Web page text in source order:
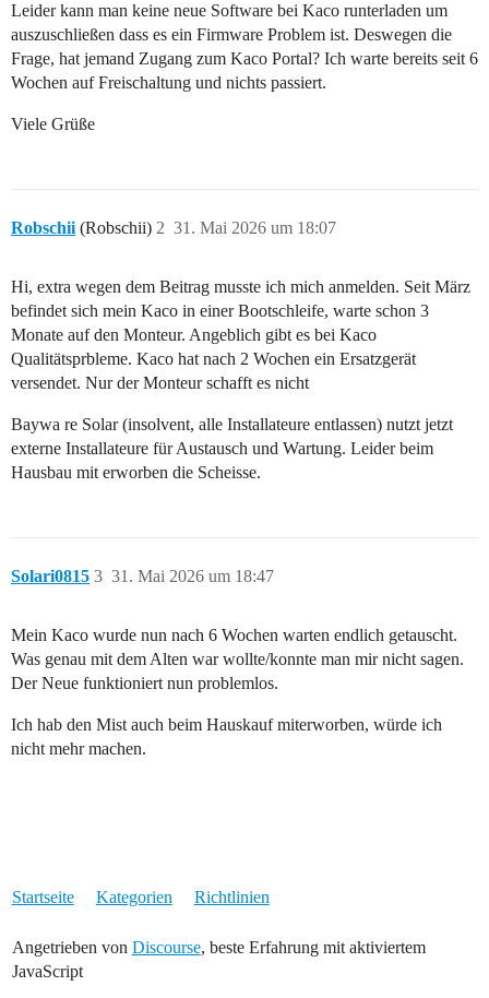
Leider kann man keine neue Software bei Kaco runterladen um
auszuschließen dass es ein Firmware Problem ist. Deswegen die
Frage, hat jemand Zugang zum Kaco Portal? Ich warte bereits seit 6
Wochen auf Freischaltung und nichts passiert.
Viele Grüße
Robschii (Robschii) 31. Mai 2026 um 18:07
2
Hi, extra wegen dem Beitrag musste ich mich anmelden. Seit März
befindet sich mein Kaco in einer Bootschleife, warte schon 3
Monate auf den Monteur. Angeblich gibt es bei Kaco
Qualitätsprbleme. Kaco hat nach 2 Wochen ein Ersatzgerät
versendet. Nur der Monteur schafft es nicht
Baywa re Solar (insolvent, alle Installateure entlassen) nutzt jetzt
externe Installateure für Austausch und Wartung. Leider beim
Hausbau mit erworben die Scheisse.
Solari0815 31. Mai 2026 um 18:47
3
Mein Kaco wurde nun nach 6 Wochen warten endlich getauscht.
Was genau mit dem Alten war wollte/konnte man mir nicht sagen.
Der Neue funktioniert nun problemlos.
Ich hab den Mist auch beim Hauskauf miterworben, würde ich
nicht mehr machen.
Startseite Kategorien Richtlinien
Angetrieben von Discourse, beste Erfahrung mit aktiviertem
JavaScript